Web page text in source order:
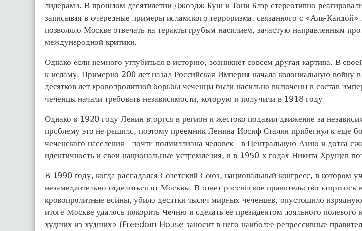
лидерами. В прошлом десятилетии Джордж Буш и Тони Блэр стереотипно
записывая в очередные примеры исламского терроризма, связанного с «Аль-
позволяло Москве отвечать на теракты грубым насилием, зачастую направленным
международной критики.
Однако если немного углубиться в историю, возникнет совсем другая картина. В
к исламу. Примерно 200 лет назад Российская Империя начала колониальную войну
десятков лет кровопролитной борьбы чеченцы были насильно включены в состав
чеченцы начали требовать независимости, которую и получили в 1918 году.
Однако в 1920 году Ленин вторгся в регион и жестоко подавил движение за
проблему это не решило, поэтому преемник Ленина Иосиф Сталин прибегнул к еще
чеченского населения - почти полмиллиона человек - в Центральную Азию и дотла
идентичность и свои национальные устремления, и в 1950-х годах Никита Хрущев
В 1990 году, когда распадался Советский Союз, национальный конгресс, в котором
незамедлительно отделиться от Москвы. В ответ российское правительство
кровопролитные войны, убило десятки тысяч мирных чеченцев, опустошило
итоге Москве удалось покорить Чечню и сделать ее президентом лояльного
худших из худших» (Freedom House заносит в него наиболее репрессивные